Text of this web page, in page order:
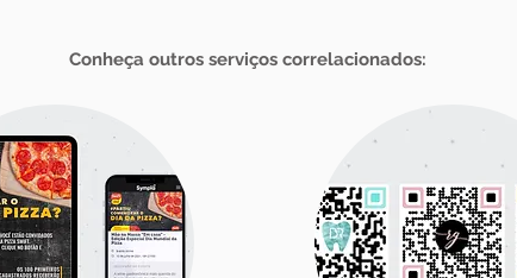
Conheça outros serviços correlacionados: